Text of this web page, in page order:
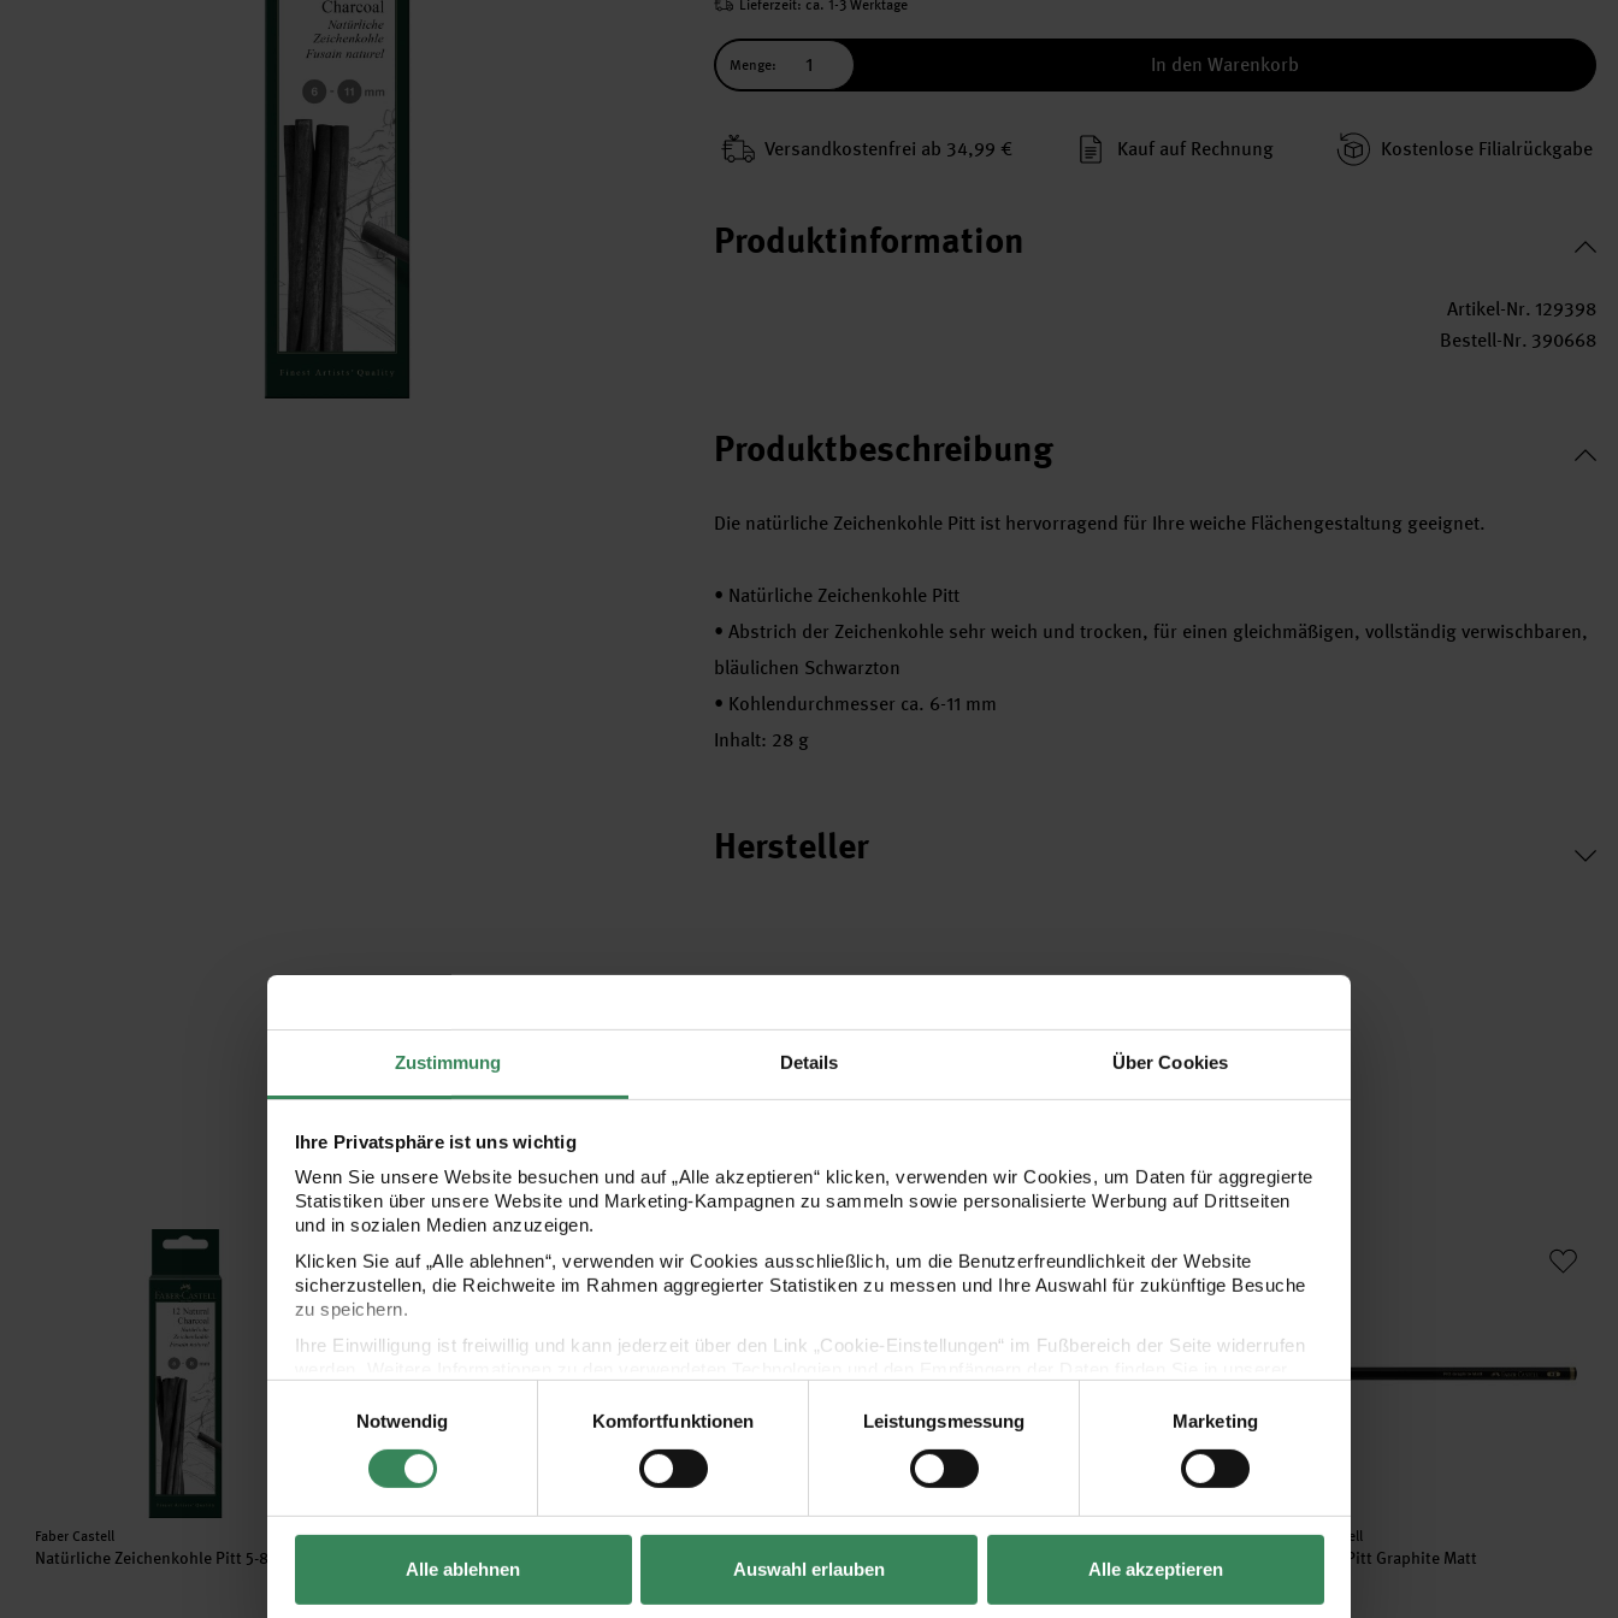
Zustimmung Details Über Cookies
Ihre Privatsphäre ist uns wichtig
Wenn Sie unsere Website besuchen und auf „Alle akzeptieren“ klicken, verwenden wir Cookies, um Daten für aggregierte
Statistiken über unsere Website und Marketing-Kampagnen zu sammeln sowie personalisierte Werbung auf Drittseiten
und in sozialen Medien anzuzeigen.
Klicken Sie auf „Alle ablehnen“, verwenden wir Cookies ausschließlich, um die Benutzerfreundlichkeit der Website
sicherzustellen, die Reichweite im Rahmen aggregierter Statistiken zu messen und Ihre Auswahl für zukünftige Besuche
zu speichern.
Ihre Einwilligung ist freiwillig und kann jederzeit über den Link „Cookie-Einstellungen“ im Fußbereich der Seite widerrufen
Impressum
Datenschutz Vertrag widerrufen
Notwendig
Komfortfunktionen Leistungsmessung Marketing
Alle ablehnen Auswahl erlauben Alle akzeptieren
Lieferzeit: ca. 1-3 Werktage
Menge: In den Warenkorb
Versand­kosten­frei ab 34,99 € Kauf auf Rechnung Kosten­lose Filial­rückgabe
Produktinformation
Artikel-Nr. 129398
Bestell-Nr. 390668
Produktbeschreibung
Die natürliche Zeichenkohle Pitt ist hervorragend für Ihre weiche Flächengestaltung geeignet.
• Natürliche Zeichenkohle Pitt
• Abstrich der Zeichenkohle sehr weich und trocken, für einen gleichmäßigen, vollständig verwischbaren,
bläulichen Schwarzton
• Kohlendurchmesser ca. 6-11 mm
Inhalt: 28 g
Hersteller
Kaufempfehlung
Natürliche Zeichenkohle Pitt 5-8mm 28g
Hersteller:
Faber Castell
Natürliche Zeichenkohle Pitt 5-8mm 28g
Natürliche Zeichenkohle Pitt 3-6mm 28g
Hersteller:
Faber Castell
Natürliche Zeichenkohle Pitt 3-6mm 28g
Hersteller:
Faber Castell
Natürliche Zeichenkohle Pitt 9-15mm 28g
Hersteller:
Schmincke
Pigmente Trio flüssige Kohle Set
Hersteller:
Faber Castell
Bleistift Pitt Graphite Matt